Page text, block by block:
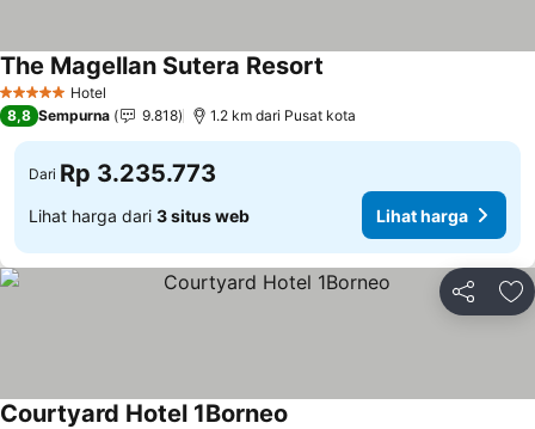
5 Bintang Hotel
The Magellan Sutera Resort
8,8 Sempurna 9.818 1.2 km dari Pusat kota
Dari Rp 3.235.773
Lihat harga dari 3 situs web Lihat harga
Bagikan
Courtyard Hotel 1Borneo